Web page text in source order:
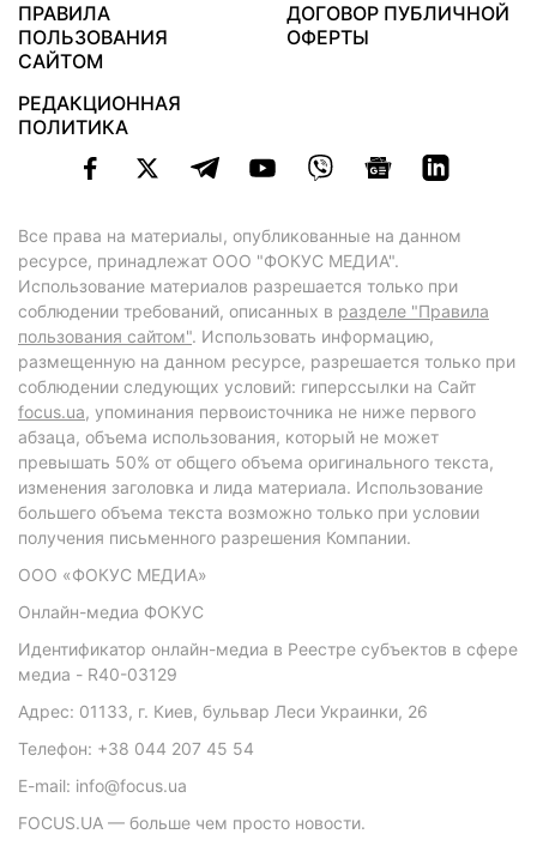
ПРАВИЛА
ПОЛЬЗОВАНИЯ
САЙТОМ
ДОГОВОР ПУБЛИЧНОЙ
ОФЕРТЫ
РЕДАКЦИОННАЯ
ПОЛИТИКА
Все права на материалы, опубликованные на данном
ресурсе, принадлежат ООО "ФОКУС МЕДИА".
Использование материалов разрешается только при
соблюдении требований, описанных в разделе "Правила
пользования сайтом". Использовать информацию,
размещенную на данном ресурсе, разрешается только при
соблюдении следующих условий: гиперссылки на Сайт
focus.ua, упоминания первоисточника не ниже первого
абзаца, объема использования, который не может
превышать 50% от общего объема оригинального текста,
изменения заголовка и лида материала. Использование
большего объема текста возможно только при условии
получения письменного разрешения Компании.
ООО «ФОКУС МЕДИА»
Онлайн-медиа ФОКУС
Идентификатор онлайн-медиа в Реестре субъектов в сфере
медиа - R40-03129
Адрес: 01133, г. Киев, бульвар Леси Украинки, 26
Телефон: +38 044 207 45 54
E-mail: info@focus.ua
FOCUS.UA — больше чем просто новости.